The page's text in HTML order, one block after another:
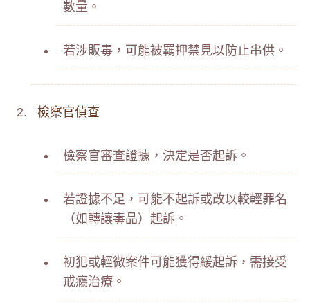
數量。
若涉販毒，可能被羈押禁見以防止串供。
檢察官偵查
檢察官審查證據，決定是否起訴。
若證據不足，可能不起訴或改以較輕罪名
（如轉讓毒品）起訴。
初犯或輕微案件可能獲得緩起訴，需接受
戒癮治療。